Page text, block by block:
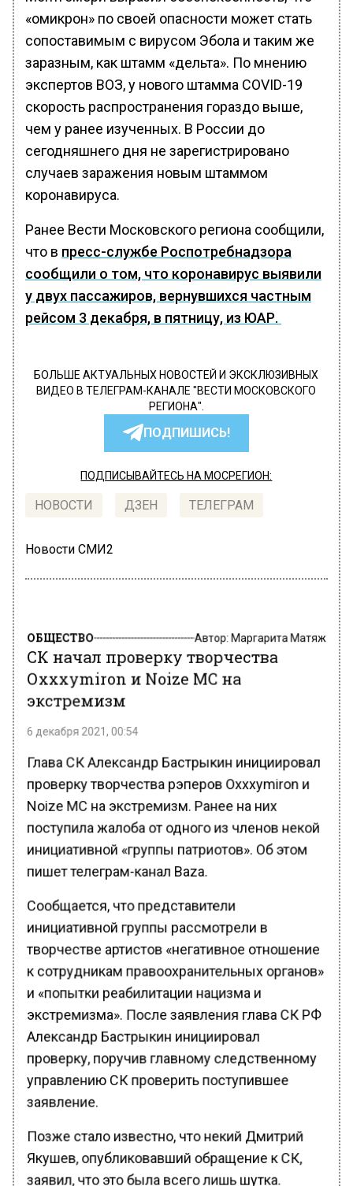
«омикрон» по своей опасности может стать
сопоставимым с вирусом Эбола и таким же
заразным, как штамм «дельта». По мнению
экспертов ВОЗ, у нового штамма COVID-19
скорость распространения гораздо выше,
чем у ранее изученных. В России до
сегодняшнего дня не зарегистрировано
случаев заражения новым штаммом
коронавируса.
Ранее Вести Московского региона сообщили,
что в пресс-службе Роспотребнадзора
сообщили о том, что коронавирус выявили
у двух пассажиров, вернувшихся частным
рейсом 3 декабря, в пятницу, из ЮАР.
БОЛЬШЕ АКТУАЛЬНЫХ НОВОСТЕЙ И ЭКСКЛЮЗИВНЫХ
ВИДЕО В ТЕЛЕГРАМ-КАНАЛЕ "ВЕСТИ МОСКОВСКОГО
РЕГИОНА".
ПОДПИШИСЬ!
ПОДПИСЫВАЙТЕСЬ НА МОСРЕГИОН:
НОВОСТИ ДЗЕН ТЕЛЕГРАМ
Новости СМИ2
ОБЩЕСТВО Автор:Маргарита Матяж
СК начал проверку творчества
Оxxxymiron и Noize MC на
экстремизм
6 декабря 2021, 00:54
Глава СК Александр Бастрыкин инициировал
проверку творчества рэперов Оxxxymiron и
Noize MC на экстремизм. Ранее на них
поступила жалоба от одного из членов некой
инициативной «группы патриотов». Об этом
пишет телеграм-канал Baza.
Сообщается, что представители
инициативной группы рассмотрели в
творчестве артистов «негативное отношение
к сотрудникам правоохранительных органов»
и «попытки реабилитации нацизма и
экстремизма». После заявления глава СК РФ
Александр Бастрыкин инициировал
проверку, поручив главному следственному
управлению СК проверить поступившее
заявление.
Позже стало известно, что некий Дмитрий
Якушев, опубликовавший обращение к СК,
заявил, что это была всего лишь шутка.